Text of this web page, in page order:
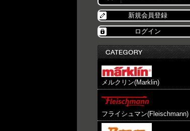
新規会員登録
ログイン
メルクリン(Marklin)
フライシュマン(Fleischmann)